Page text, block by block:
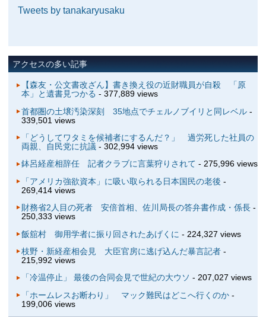
Tweets by tanakaryusaku
アクセスの多い記事
【森友・公文書改ざん】書き換え役の近財職員が自殺 「原
本」と遺書見つかる - 377,889 views
首都圏の土壌汚染深刻 35地点でチェルノブイリと同レベル-
339,501 views
「どうしてワタミを候補者にするんだ？」 過労死した社員の
両親、自民党に抗議 - 302,994 views
鉢呂経産相辞任 記者クラブに言葉狩りされて - 275,996 views
「アメリカ強欲資本」に吸い取られる日本国民の老後 -
269,414 views
財務省2人目の死者 安倍首相、佐川局長の答弁書作成・係長-
250,333 views
飯舘村 御用学者に振り回されたあげくに - 224,327 views
枝野・新経産相会見 大臣官房に逃げ込んだ暴言記者-
215,992 views
「冷温停止」 最後の合同会見で世紀の大ウソ - 207,027 views
「ホームレスお断わり」 マック難民はどこへ行くのか-
199,006 views